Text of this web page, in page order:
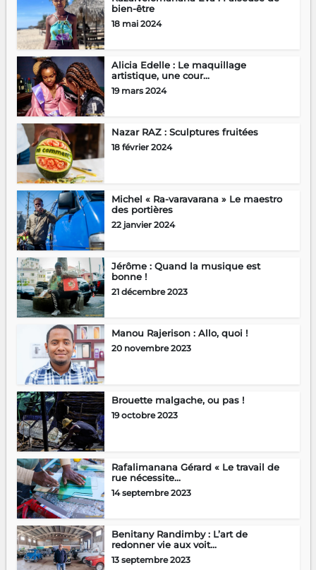
bien-être
18 mai 2024
Alicia Edelle : Le maquillage
artistique, une cour...
19 mars 2024
Nazar RAZ : Sculptures fruitées
18 février 2024
Michel « Ra-varavarana » Le maestro
des portières
22 janvier 2024
Jérôme : Quand la musique est
bonne !
21 décembre 2023
Manou Rajerison : Allo, quoi !
20 novembre 2023
Brouette malgache, ou pas !
19 octobre 2023
Rafalimanana Gérard « Le travail de
rue nécessite...
14 septembre 2023
Benitany Randimby : L’art de
redonner vie aux voit...
13 septembre 2023